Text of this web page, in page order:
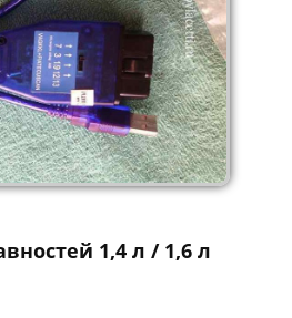
1,4 л / 1,6 л